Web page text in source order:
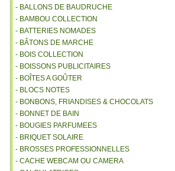
- BALLONS DE BAUDRUCHE
- BAMBOU COLLECTION
- BATTERIES NOMADES
- BÂTONS DE MARCHE
- BOIS COLLECTION
- BOISSONS PUBLICITAIRES
- BOÎTES A GOÛTER
- BLOCS NOTES
- BONBONS, FRIANDISES & CHOCOLATS
- BONNET DE BAIN
- BOUGIES PARFUMEES
- BRIQUET SOLAIRE
- BROSSES PROFESSIONNELLES
- CACHE WEBCAM OU CAMERA